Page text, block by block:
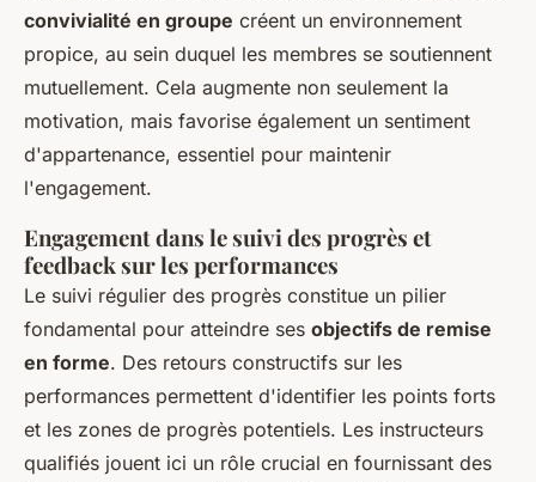
convivialité en groupe créent un environnement
propice, au sein duquel les membres se soutiennent
mutuellement. Cela augmente non seulement la
motivation, mais favorise également un sentiment
d'appartenance, essentiel pour maintenir
l'engagement.
Engagement dans le suivi des progrès et
feedback sur les performances
Le suivi régulier des progrès constitue un pilier
fondamental pour atteindre ses objectifs de remise
en forme. Des retours constructifs sur les
performances permettent d'identifier les points forts
et les zones de progrès potentiels. Les instructeurs
qualifiés jouent ici un rôle crucial en fournissant des